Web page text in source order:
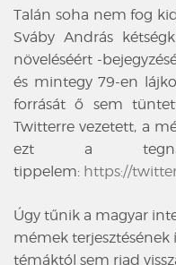
Talán soha nem fog
Sváby András
növeléséért -
és mintegy 79-en
forrását ő sem
Twitterre vezetett, a
ezt a
tippelem: https://
Úgy tűnik a magyar
mémek terjesztésének
témáktól sem riad